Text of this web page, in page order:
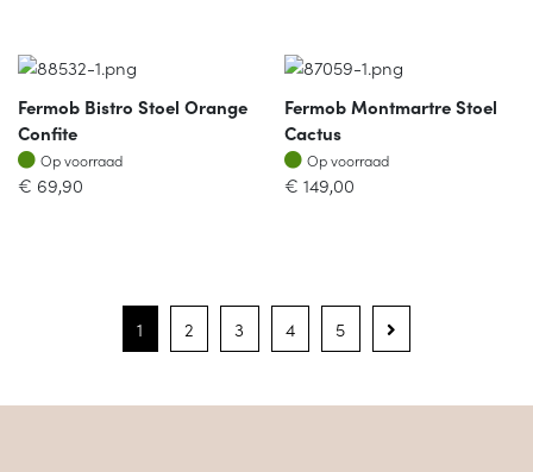
Fermob Bistro Stoel Orange
Confite
Op voorraad
Op voorraad
€ 69,90
Fermob Montmartre Stoel
Cactus
Op voorraad
Op voorraad
€ 149,00
1 2 3 4 5